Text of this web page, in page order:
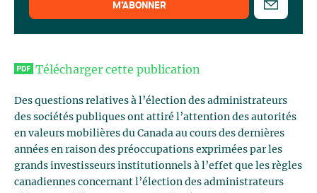
Télécharger cette publication
Des questions relatives à l’élection des administrateurs
des sociétés publiques ont attiré l’attention des autorités
en valeurs mobilières du Canada au cours des dernières
années en raison des préoccupations exprimées par les
grands investisseurs institutionnels à l’effet que les règles
canadiennes concernant l’élection des administrateurs
M’ABONNER